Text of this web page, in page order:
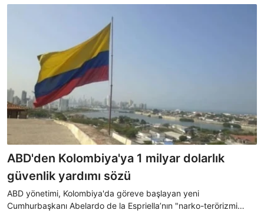
ABD'den Kolombiya'ya 1 milyar dolarlık
güvenlik yardımı sözü
ABD yönetimi, Kolombiya'da göreve başlayan yeni
Cumhurbaşkanı Abelardo de la Espriella’nın "narko-terörizmi